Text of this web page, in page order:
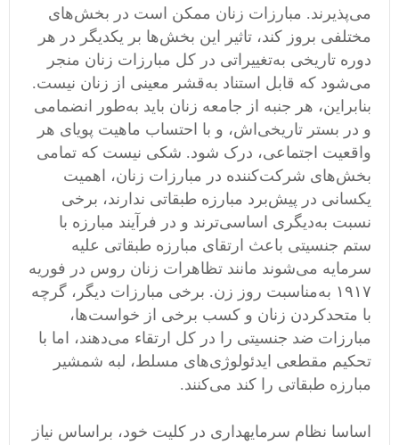
می‌پذیرند. مبارزات زنان ممکن است در بخش‌های
مختلفی بروز ‌کند، تاثیر این بخش‌ها بر یکدیگر در هر
دوره‌ تاریخی به‌تغییراتی در کل مبارزات زنان منجر
می‌شود که قابل استناد به‌قشر معینی از زنان نیست.
بنابراین، هر جنبه از جامعه‌ زنان باید بهطور انضمامی
و در بستر تاریخی اش، و با احتساب ماهیت پویای هر
واقعیت اجتماعی، درک شود. شکی نیست که تمامی
بخش‌های شرکت‌کننده در مبارزات زنان، اهمیت
یکسانی در پیش‌برد مبارزه‌ طبقاتی ندارند، برخی
نسبت به‌دیگری اساسی‌ترند و در فرآیند مبارزه با
ستم جنسیتی باعث ارتقای مبارزه‌ طبقاتی علیه
سرمایه می‌شوند مانند تظاهرات زنان روس در فوریه‌
۱۹۱۷ به‌مناسبت روز زن. برخی مبارزات دیگر، گرچه
با متحدکردن زنان و کسب برخی از خواست‌ها،
مبارزات ضد جنسیتی را در کل ارتقاء می‌دهند، اما با
تحکیم مقطعی ایدئولوژی‌های مسلط، لبه شمشیر
مبارزه‌ طبقاتی را کند می‌کنند.
اساسا نظام سرمایه‎داری در کلیت خود، براساس نیاز